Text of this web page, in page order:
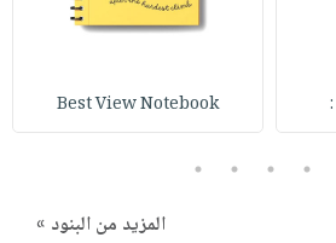
Best View Notebook
2
3
4
5
المزيد من البنود »